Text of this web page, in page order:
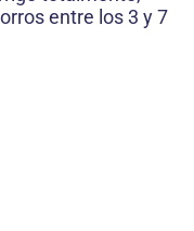
entre los 3 y 7